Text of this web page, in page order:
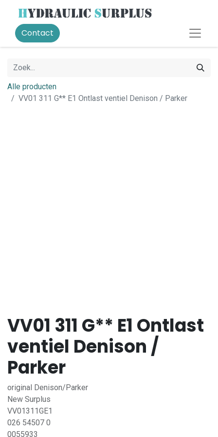
Contact
Alle producten
VV01 311 G** E1 Ontlast ventiel Denison / Parker
VV01 311 G** E1 Ontlast
ventiel Denison /
Parker
original Denison/Parker
New Surplus
VV01311GE1
026 54507 0
0055933